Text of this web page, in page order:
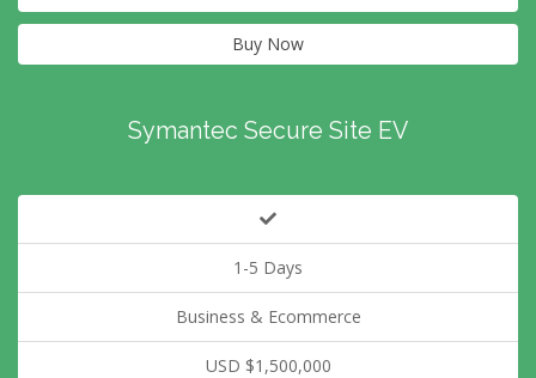
Buy Now
Symantec Secure Site EV
1-5 Days
Business & Ecommerce
USD $1,500,000